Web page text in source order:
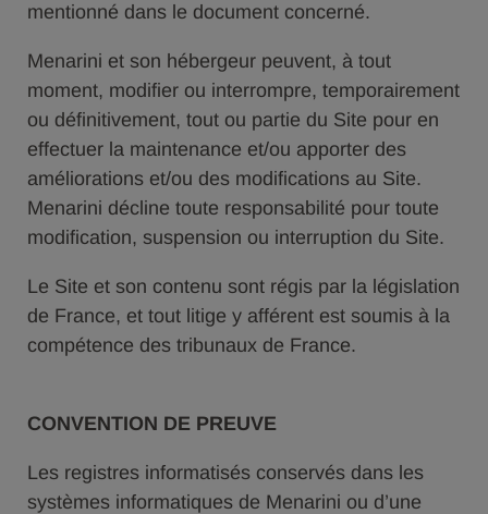
mentionné dans le document concerné.
Menarini et son hébergeur peuvent, à tout
moment, modifier ou interrompre, temporairement
ou définitivement, tout ou partie du Site pour en
effectuer la maintenance et/ou apporter des
améliorations et/ou des modifications au Site.
Menarini décline toute responsabilité pour toute
modification, suspension ou interruption du Site.
Le Site et son contenu sont régis par la législation
de France, et tout litige y afférent est soumis à la
compétence des tribunaux de France.
CONVENTION DE PREUVE
Les registres informatisés conservés dans les
systèmes informatiques de Menarini ou d’une